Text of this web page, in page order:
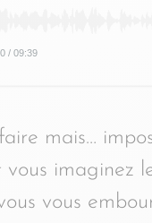
/ 09:39
mais…
imaginez
vous